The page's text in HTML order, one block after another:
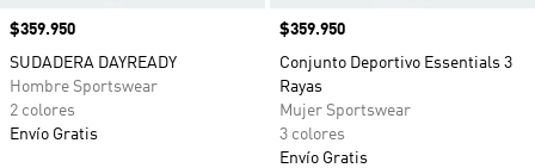
Precio
$359.950
SUDADERA DAYREADY
Hombre Sportswear
2 colores
Envío Gratis
Precio
$359.950
Conjunto Deportivo Essentials 3
Rayas
Mujer Sportswear
3 colores
Envío Gratis